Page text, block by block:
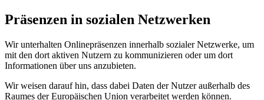
Präsenzen in sozialen Netzwerken
Wir unterhalten Onlinepräsenzen innerhalb sozialer Netzwerke, um
mit den dort aktiven Nutzern zu kommunizieren oder um dort
Informationen über uns anzubieten.
Wir weisen darauf hin, dass dabei Daten der Nutzer außerhalb des
Raumes der Europäischen Union verarbeitet werden können.